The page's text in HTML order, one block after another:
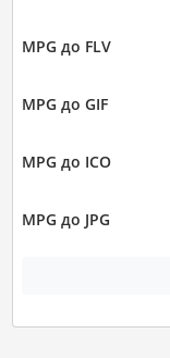
MPG до FLV
MPG до GIF
MPG до ICO
MPG до JPG